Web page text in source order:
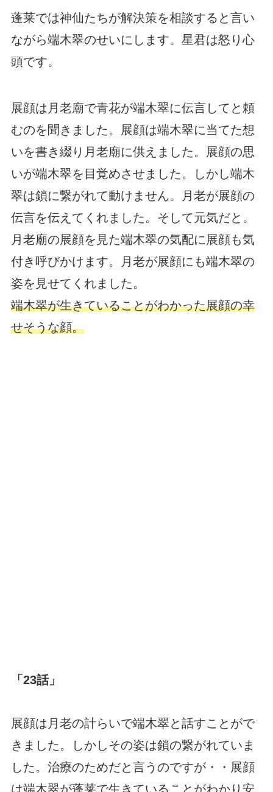
蓬莱では神仙たちが解決策を相談すると言い
ながら端木翠のせいにします。星君は怒り心
頭です。
展顔は月老廟で青花が端木翠に伝言してと頼
むのを聞きました。展顔は端木翠に当てた想
いを書き綴り月老廟に供えました。展顔の思
いが端木翠を目覚めさせました。しかし端木
翠は鎖に繋がれて動けません。月老が展顔の
伝言を伝えてくれました。そして元気だと。
月老廟の展顔を見た端木翠の気配に展顔も気
付き呼びかけます。月老が展顔にも端木翠の
姿を見せてくれました。
端木翠が生きていることがわかった展顔の幸
せそうな顔。
「23話」
展顔は月老の計らいで端木翠と話すことがで
きました。しかしその姿は鎖の繋がれていま
した。治療のためだと言うのですが・・展顔
は端木翠が蓬莱で生きていることがわかり安